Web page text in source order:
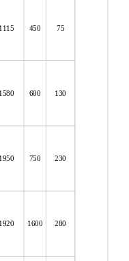
450 75
600 130
750 230
1600 280